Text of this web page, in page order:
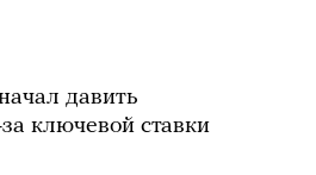
давить
ключевой ставки